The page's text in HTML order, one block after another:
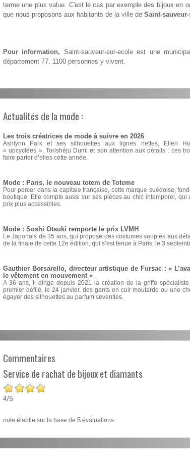
terme une plus value. C'est le cas par exemple des bijoux en
que nous proposons aux habitants de la ville de Saint-
Pour information, Saint-sauveur-sur-ecole est une
département 77. 1100 personnes y vivent.
Actualités de la mode :
Les trois créatrices de mode à suivre en 2026
Ashlynn Park et ses silhouettes aux lignes nettes, Ellen
« upcyclées », Torishéju Dumi et son attention aux détails : ces
faire parler d’elles cette année.
Mode : Paris, le nouveau totem de Toteme
Pour percer dans la capitale française, cette marque suédoise,
boutique. Elle compte aussi sur ses pièces au chic intemporel,
prix plus accessibles.
Mode : Soshi Otsuki remporte le prix LVMH
Le Japonais de 35 ans, qui propose des costumes souples aux
de la finale de cette 12e édition, qui s’est tenue à Paris, le 3
Gauthier Borsarello, directeur artistique de Fursac : «
le vêtement en mouvement »
A 36 ans, il dirige depuis 2021 la création de la griffe
premier défilé, le 24 janvier, des gants en cuir moutarde ou une
égayer des silhouettes au parfum seventies.
Commentaires
Service de rachat de bijoux et diamants
4/5
note établie sur la base de 5 évaluations.